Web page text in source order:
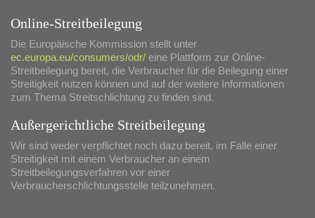
Lieferservice
Stellenangebote
Über uns
Online-Streitbeilegung
Die Europäische Kommission stellt unter
ec.europa.eu/consumers/odr/ eine Plattform zur Online-
Streitbeilegung bereit, die Verbraucher für die Beilegung einer
Streitigkeit nutzen können und auf der weitere Informationen
zum Thema Streitschlichtung zu finden sind.
Außergerichtliche Streitbeilegung
Wir sind weder verpflichtet noch dazu bereit, im Falle einer
Streitigkeit mit einem Verbraucher an einem
Streitbeilegungsverfahren vor einer
Verbraucherschlichtungsstelle teilzunehmen.